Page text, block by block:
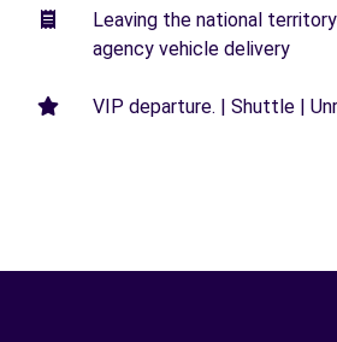
Leaving the national
agency vehicle delivery
VIP departure. | Shuttle |